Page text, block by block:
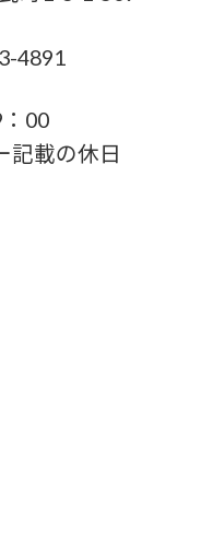
4891
00
記載の休日